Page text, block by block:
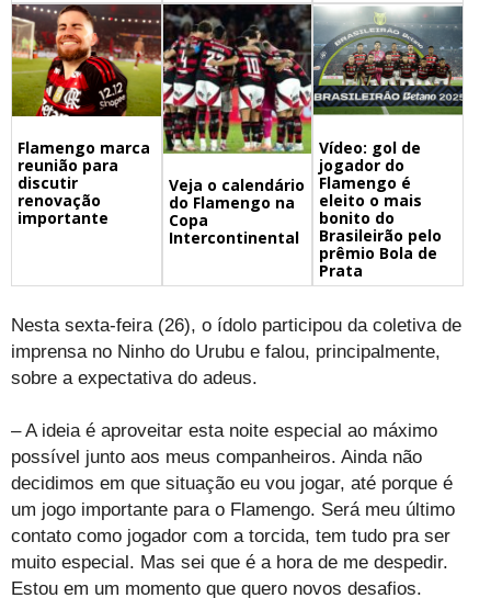
Flamengo marca
reunião para
discutir
renovação
importante
Veja o calendário
do Flamengo na
Copa
Intercontinental
Vídeo: gol de
jogador do
Flamengo é
eleito o mais
bonito do
Brasileirão pelo
prêmio Bola de
Prata
Nesta sexta-feira (26), o ídolo participou da coletiva de
imprensa no Ninho do Urubu e falou, principalmente,
sobre a expectativa do adeus.
– A ideia é aproveitar esta noite especial ao máximo
possível junto aos meus companheiros. Ainda não
decidimos em que situação eu vou jogar, até porque é
um jogo importante para o Flamengo. Será meu último
contato como jogador com a torcida, tem tudo pra ser
muito especial. Mas sei que é a hora de me despedir.
Estou em um momento que quero novos desafios.